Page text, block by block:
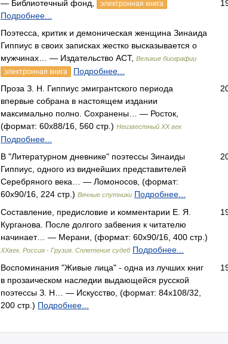
— Библиотечный фонд, электронная книга
Подробнее...
Поэтесса, критик и демоническая женщина Зинаида
Гиппиус в своих записках жестко высказывается о
мужчинах… — Издательство АСТ, Великие биографии
электронная книга Подробнее...
Проза З. Н. Гиппиус эмигрантского периода
впервые собрана в настоящем издании
максимально полно. Сохранены… — Росток,
(формат: 60x88/16, 560 стр.) Неизвестный XX век
Подробнее...
В "Литературном дневнике" поэтессы Зинаиды
Гиппиус, одного из виднейших представителей
Серебряного века… — Ломоносов, (формат:
60x90/16, 224 стр.) Вечные спутники Подробнее...
Составление, предисловие и комментарии Е. Я.
Курганова. После долгого забвения к читателю
начинает… — Мерани, (формат: 60x90/16, 400 стр.)
XXвек. Россия - Грузия. Сплетение судеб Подробнее...
Воспоминания "Живые лица" - одна из лучших книг
в прозаическом наследии выдающейся русской
поэтессы З. Н… — Искусство, (формат: 84x108/32,
200 стр.) Подробнее...